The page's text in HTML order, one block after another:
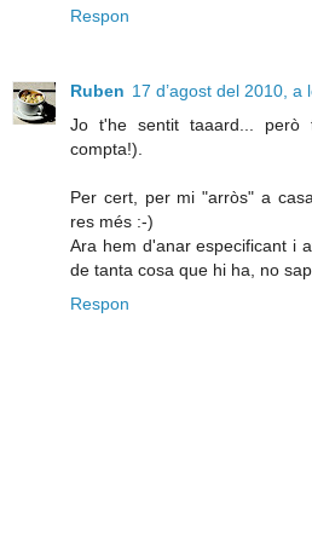
Respon
Ruben 17 d’agost del 2010, a
Jo t'he sentit taaard...
compta!).
Per cert, per mi "arròs" a
res més :-)
Ara hem d'anar especificant i
de tanta cosa que hi ha, no
Respon